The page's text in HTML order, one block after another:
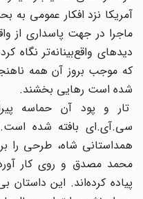
آمریکا نزد افکار عمومی به
ماجرا در جهت پاسداری از
دید‌های واقع‌بینانه‌تر نگاه
که موجب بروز آن همه
شده است رهایی بخشند.
تار و پود آن حماسه
سی.آی.‌ای بافته شده است.
همداستانی شاه، طرحی را
محمد مصدق و روی کار
پیاده کرده‌اند. این داستان